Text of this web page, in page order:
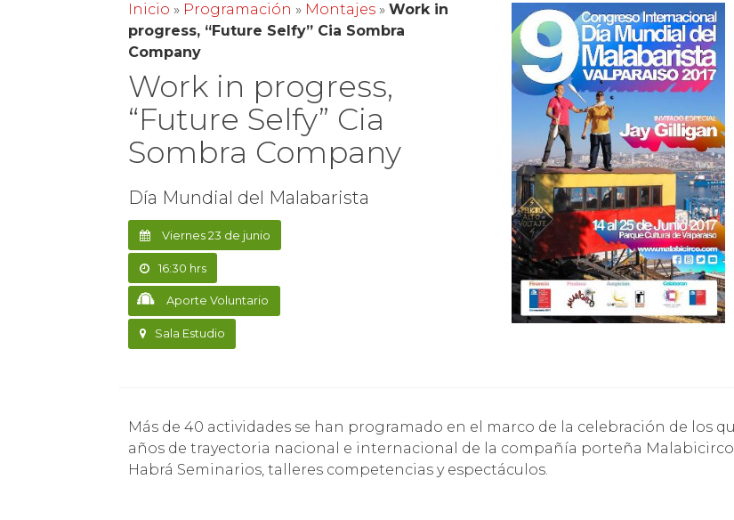
Inicio » Programación » Montajes »Work in
progress, “Future Selfy” Cia Sombra
Company
Work in progress,
“Future Selfy” Cia
Sombra Company
Día Mundial del Malabarista
Viernes 23 de junio
16:30 hrs
Aporte Voluntario
Sala Estudio
Más de 40 actividades se han programado en el marco de la celebración de los quince
años de trayectoria nacional e internacional de la compañía porteña Malabicirco.
Habrá Seminarios, talleres competencias y espectáculos.